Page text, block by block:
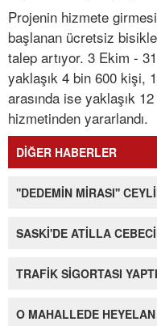
Projenin hizmete
başlanan ücretsiz
talep artıyor. 3 Ekim -
yaklaşık 4 bin 600 kişi,
arasında ise yaklaşık
hizmetinden yararlandı.
DİĞER HABERLER
''DEDEMİN MİRASI''
SASKİ'DE ATİLLA
TRAFİK SİGORTASI
O MAHALLEDE